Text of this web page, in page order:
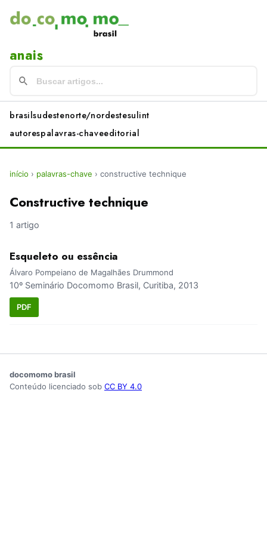
anais
brasilsudestenorte/nordestesulint
autorespalavras-chaveeditorial
início › palavras-chave › constructive technique
Constructive technique
1 artigo
Esqueleto ou essência
Álvaro Pompeiano de Magalhães Drummond
10º Seminário Docomomo Brasil, Curitiba, 2013
PDF
docomomo brasil
Conteúdo licenciado sob CC BY 4.0